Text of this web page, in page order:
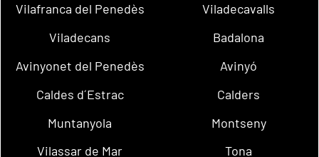
Vilafranca del Penedès
Viladecavalls
Viladecans
Badalona
Avinyonet del Penedès
Avinyó
Caldes d´Estrac
Calders
Muntanyola
Montseny
Vilassar de Mar
Tona